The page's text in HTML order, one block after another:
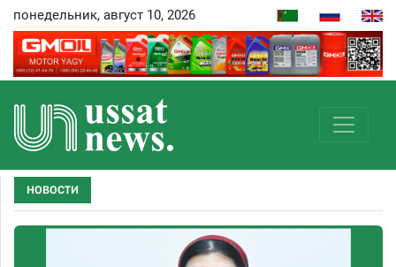
понедельник, август 10, 2026
НОВОСТИ